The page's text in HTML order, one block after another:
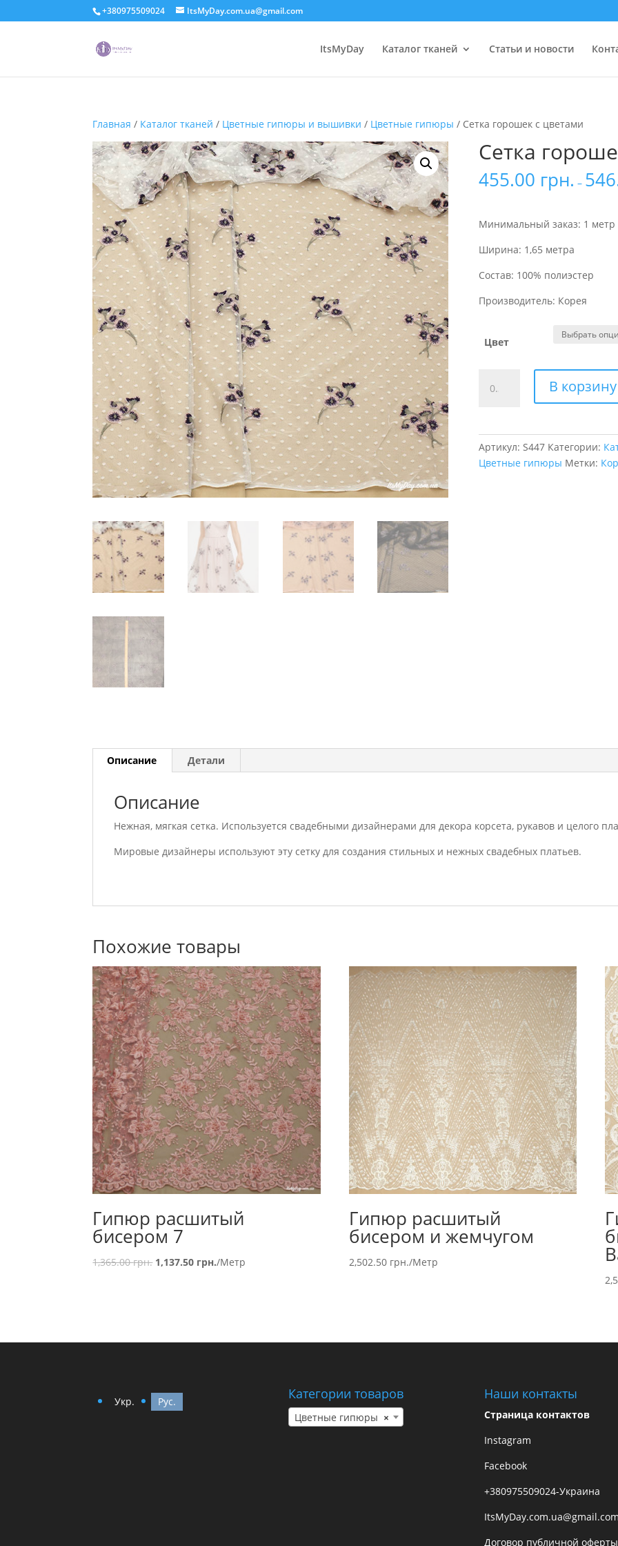
+380975509024 ItsMyDay.com.ua@gmail.com
ItsMyDay Каталог тканей Статьи и новости
Главная / Каталог тканей / Цветные гипюры и вышивки / Цветные гипюры / Сетка горошек с цветами
Сетка
455.00 грн. –
Минимальный заказ: 1 метр
Ширина: 1,65 метра
Состав: 100% полиэстер
Производитель: Корея
Цвет
товара
цветами
В корзину
Артикул: S447 Категории:
Цветные гипюры Метки:
Описание Детали
Описание
Нежная, мягкая сетка. Используется свадебными дизайнерами для декора корсета, рукавов и целого
Мировые дизайнеры используют эту сетку для создания стильных и нежных свадебных платьев.
Похожие товары
Гипюр расшитый
бисером 7
1,365.00грн. 1,137.50 грн./Метр
Гипюр расшитый
бисером и жемчугом
2,502.50 грн./Метр
Укр. Рус. Категории товаров
×
Цветные гипюры
Наши контакты
Страница контактов
Instagram
Facebook
+380975509024-Украина
Договор публичной оферты